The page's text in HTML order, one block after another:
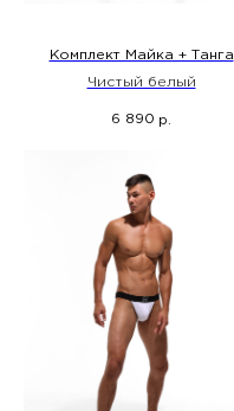
Комплект Майка + Танга
Чистый белый
6 890 р.